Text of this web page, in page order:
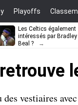
Playoffs
Les Celtics également
intéressés par Bradley
Beal ?
vestiaires